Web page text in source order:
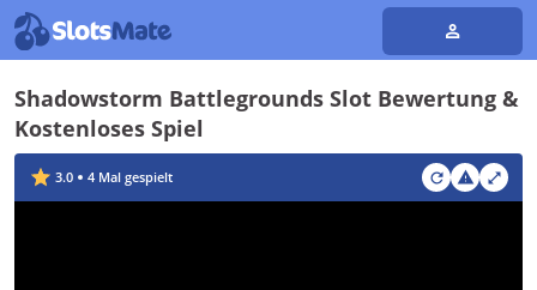
Shadowstorm Battlegrounds Slot Bewertung &
Kostenloses Spiel
3.0 4 Mal gespielt